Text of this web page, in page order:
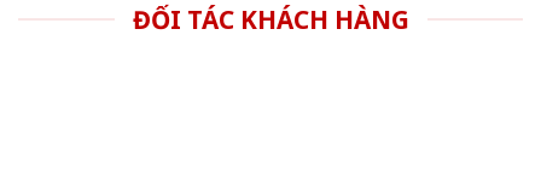
ĐỐI TÁC KHÁCH HÀNG